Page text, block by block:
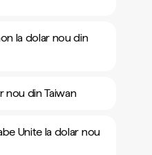
la dolar nou din
nou din Taiwan
Unite la dolar nou